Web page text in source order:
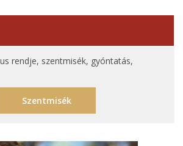
rendje, szentmisék, gyóntatás,
Szentmisék